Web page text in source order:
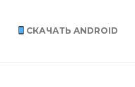
СКАЧАТЬ ANDROID